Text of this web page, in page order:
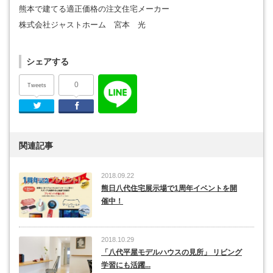
熊本で建てる適正価格の注文住宅メーカー
株式会社ジャストホーム 宮本 光
シェアする
Tweets
Twitter
0
Facebook
関連記事
2018.09.22
熊日八代住宅展示場で1周年イベントを開
催中！
2018.10.29
「八代平屋モデルハウスの見所」 リビング
学習にも活躍...